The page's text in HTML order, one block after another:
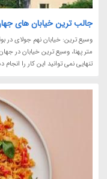
جالب ترین خیابان های
متر پهنا، وسیع ترین خیابان در
تنهایی نمی توانید این کار را